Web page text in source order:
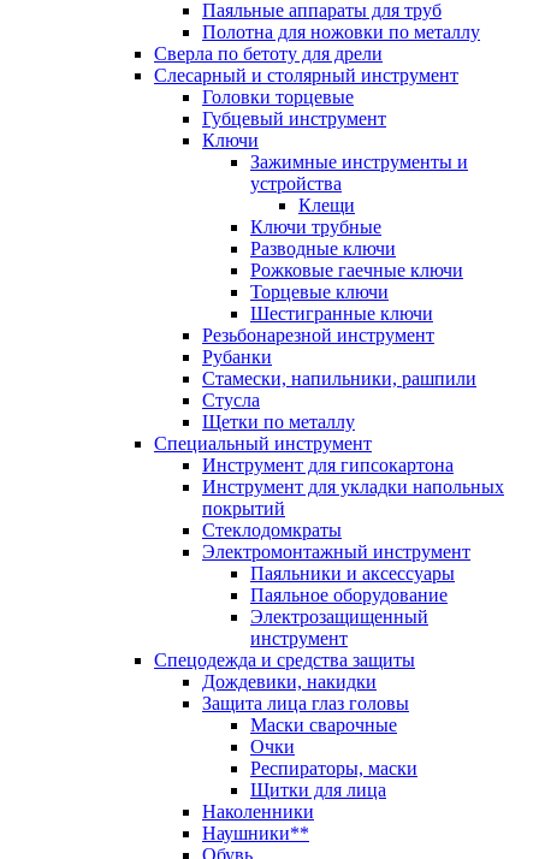
Паяльные аппараты для труб
Полотна для ножовки по металлу
Сверла по бетоту для дрели
Слесарный и столярный инструмент
Головки торцевые
Губцевый инструмент
Ключи
Зажимные инструменты и
устройства
Клещи
Ключи трубные
Разводные ключи
Рожковые гаечные ключи
Торцевые ключи
Шестигранные ключи
Резьбонарезной инструмент
Рубанки
Стамески, напильники, рашпили
Стусла
Щетки по металлу
Специальный инструмент
Инструмент для гипсокартона
Инструмент для укладки напольных
покрытий
Стеклодомкраты
Электромонтажный инструмент
Паяльники и аксессуары
Паяльное оборудование
Электрозащищенный
инструмент
Спецодежда и средства защиты
Дождевики, накидки
Защита лица глаз головы
Маски сварочные
Очки
Респираторы, маски
Щитки для лица
Наколенники
Наушники**
Обувь